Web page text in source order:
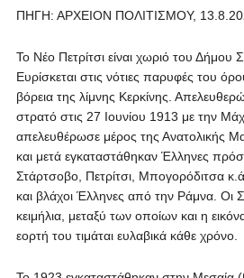
ΠΗΓΗ: ΑΡΧΕΙΟΝ ΠΟΛΙΤΙΣΜΟΥ,
Το Νέο Πετρίτσι είναι χωριό του Δήμου
Ευρίσκεται στις νότιες παρυφές του
βόρεια της λίμνης Κερκίνης.
στρατό στις 27 Ιουνίου 1913 με την
απελευθέρωσε μέρος της Ανατολικής
και μετά εγκαταστάθηκαν Έλληνες
Στάρτσοβο, Πετρίτσι, Μπογορόδιτσα
και βλάχοι Έλληνες από την Ράμνα. Οι
κειμήλια, μεταξύ των οποίων και η
εορτή του τιμάται ευλαβικά κάθε χρόνο.